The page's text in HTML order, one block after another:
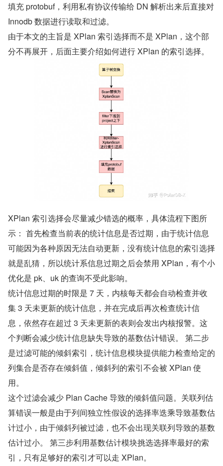
填充 protobuf，利用私有协议传输给 DN 解析出来后直接对
Innodb 数据进行读取和过滤。
由于本文的主旨是 XPlan 索引选择而不是 XPlan，这个部
分不再展开，后面主要介绍如何进行 XPlan 的索引选择。
XPlan 索引选择会尽量减少错选的概率，具体流程下图所
示： 首先检查当前表的统计信息是否过期，由于统计信息
可能因为各种原因无法自动更新，没有统计信息的索引选择
就是乱猜，所以统计系信息过期之后会禁用 XPlan，有个小
优化是 pk、uk 的查询不受此影响。
统计信息过期的时限是 7 天，内核每天都会自动检查并收
集 3 天未更新的统计信息，并在完成后再次检查统计信
息，依然存在超过 3 天未更新的表则会发出内核报警。这
个判断会减少统计信息缺失导致的基数估计错误。 第二步
是过滤可能的倾斜索引，统计信息模块提供能力检查给定的
列集合是否存在倾斜值，倾斜列的索引不会被 XPlan 使
用。
这个过滤会减少 Plan Cache 导致的倾斜值问题。关联列估
算错误一般是由于列间独立性假设的选择率迭乘导致基数估
计过小，由于倾斜列被过滤，也不会出现关联列导致的基数
估计过小。 第三步利用基数估计模块挑选选择率最好的索
引，只有足够好的索引才可以走 XPlan。